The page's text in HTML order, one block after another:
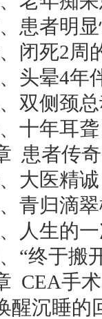
患者明
闭死2周
头晕4年
双侧颈
十年耳
患者传奇
大医精诚
青归滴
人生的
“终于搬
CEA手
醒沉睡的